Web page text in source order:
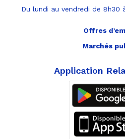
Du lundi au vendredi de 8h30
Offres
Marchés
Application